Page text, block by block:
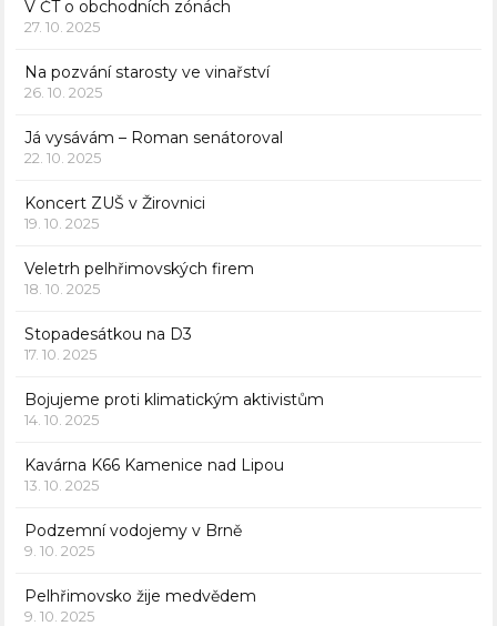
V ČT o obchodních zónách
27. 10. 2025
Na pozvání starosty ve vinařství
26. 10. 2025
Já vysávám – Roman senátoroval
22. 10. 2025
Koncert ZUŠ v Žirovnici
19. 10. 2025
Veletrh pelhřimovských firem
18. 10. 2025
Stopadesátkou na D3
17. 10. 2025
Bojujeme proti klimatickým aktivistům
14. 10. 2025
Kavárna K66 Kamenice nad Lipou
13. 10. 2025
Podzemní vodojemy v Brně
9. 10. 2025
Pelhřimovsko žije medvědem
9. 10. 2025